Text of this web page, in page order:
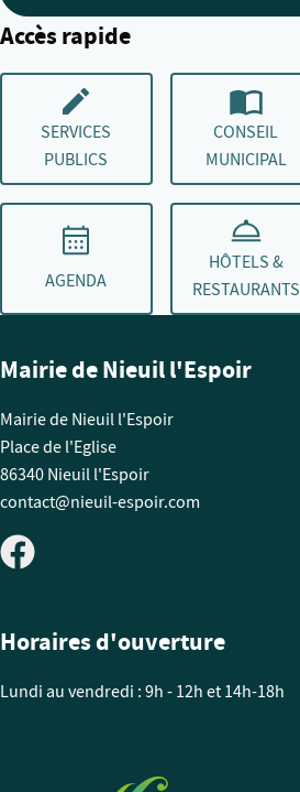
Accès rapide
SERVICES
PUBLICS
CONSEIL
MUNICIPAL
AGENDA
HÔTELS &
RESTAURANTS
Mairie de Nieuil l'Espoir
Mairie de Nieuil l'Espoir
Place de l'Eglise
86340 Nieuil l'Espoir
contact@nieuil-espoir.com
Horaires d'ouverture
Lundi au vendredi : 9h - 12h et 14h-18h